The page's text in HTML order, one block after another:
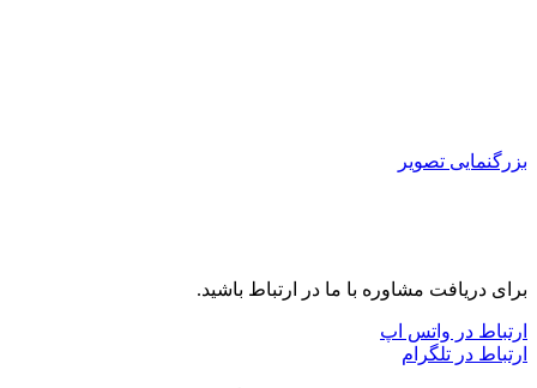
بزرگنمایی تصویر
برای دریافت مشاوره با ما در ارتباط باشید.
ارتباط در واتس اپ
ارتباط در تلگرام